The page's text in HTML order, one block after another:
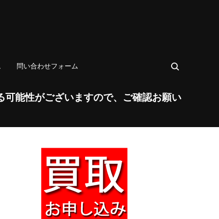
問い合わせフォーム
能性がございますので、ご確認お願い